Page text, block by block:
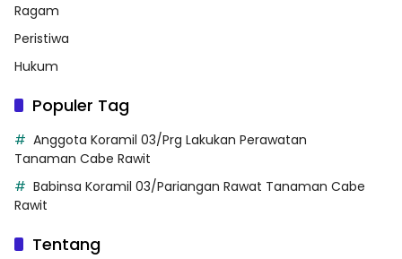
Ragam
Peristiwa
Hukum
Populer Tag
Anggota Koramil 03/Prg Lakukan Perawatan
Tanaman Cabe Rawit
Babinsa Koramil 03/Pariangan Rawat Tanaman Cabe
Rawit
Tentang